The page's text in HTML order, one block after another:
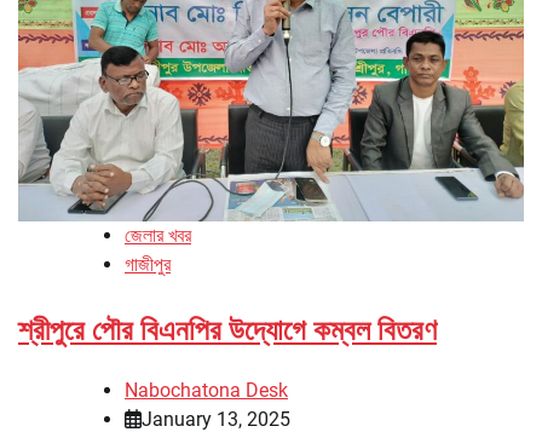
জেলার খবর
গাজীপুর
শ্রীপুরে পৌর বিএনপির উদ্যোগে কম্বল বিতরণ
Nabochatona Desk
January 13, 2025